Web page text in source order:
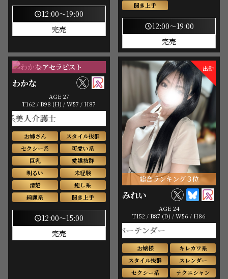
schedule12:00～19:00
完売
聞き上手
schedule12:00～19:00
完売
レアセラピスト
わかな
AGE 27
T162 / B98 (H) / W57 / H87
人介護士
お姉さん
スタイル抜群
セクシー系
可愛い系
巨乳
愛嬌抜群
明るい
未経験
清楚
癒し系
綺麗系
聞き上手
schedule12:00～15:00
完売
出勤
総合ランキング３位
みれい
AGE 24
T152 / B87 (D) / W56 / H86
美人バーテンダー
お嬢様
キレカワ系
スタイル抜群
スレンダー
セクシー系
テクニシャン